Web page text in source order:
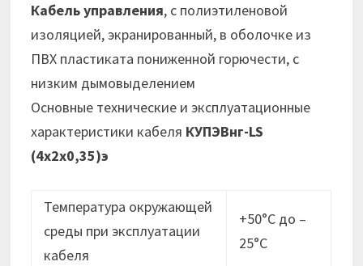
Кабель управления, с полиэтиленовой
изоляцией, экранированный, в оболочке из
ПВХ пластиката пониженной горючести, с
низким дымовыделением
Основные технические и эксплуатационные
характеристики кабеля КУПЭВнг-LS
(4х2х0,35)э
Температура окружающей
среды при эксплуатации
кабеля
+50°С до –
25°С